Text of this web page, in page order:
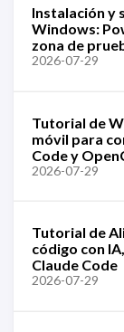
Instalación y
Windows:
zona de
2026-07-29
Tutorial de
móvil para
Code y
2026-07-29
Tutorial de
código con
Claude Code
2026-07-29